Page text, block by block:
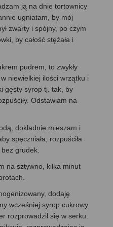
ją na dnie tortownicy
ugniatam, by mój
zwarty i spójny, po czym
by całość stężała i
pudrem, to zwykły
niewielkiej ilości wrzątku i
gęsty syrop tj. tak, by
Odstawiam na
dokładnie mieszam i
spęczniała, rozpuściła
bez grudek.
na sztywno, kilka minut
dodaję
wcześniej syrop cukrowy
rozprowadził się w serku.